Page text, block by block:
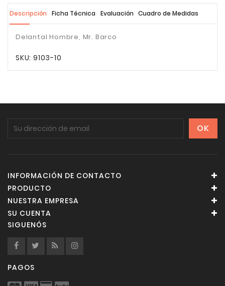
Descripción Ficha Técnica Evaluación Cuadro de Medidas
Delantal Hombre, Mr. Barco
SKU: 9103-10
INFORMACIÓN DE CONTACTO
PRODUCTO
NUESTRA EMPRESA
SU CUENTA
SIGUENÓS
PAGOS